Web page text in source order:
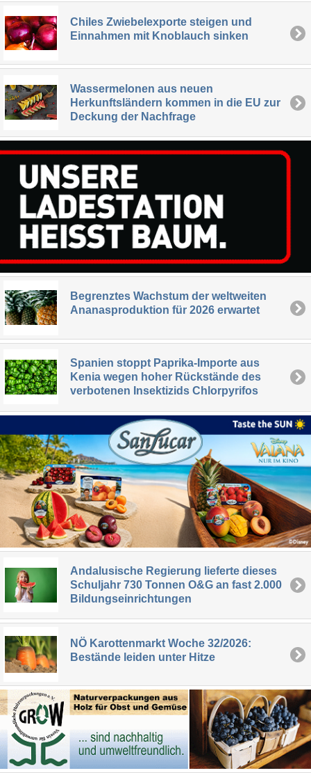
Chiles Zwiebelexporte steigen und
Einnahmen mit Knoblauch sinken
Wassermelonen aus neuen
Herkunftsländern kommen in die EU zur
Deckung der Nachfrage
Begrenztes Wachstum der weltweiten
Ananasproduktion für 2026 erwartet
Spanien stoppt Paprika-Importe aus
Kenia wegen hoher Rückstände des
verbotenen Insektizids Chlorpyrifos
Andalusische Regierung lieferte dieses
Schuljahr 730 Tonnen O&G an fast 2.000
Bildungseinrichtungen
NÖ Karottenmarkt Woche 32/2026:
Bestände leiden unter Hitze